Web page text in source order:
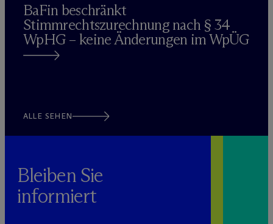
BaFin beschränkt
Stimmrechtszurechnung nach § 34
WpHG – keine Änderungen im WpÜG
ALLE SEHEN
Bleiben Sie
informiert